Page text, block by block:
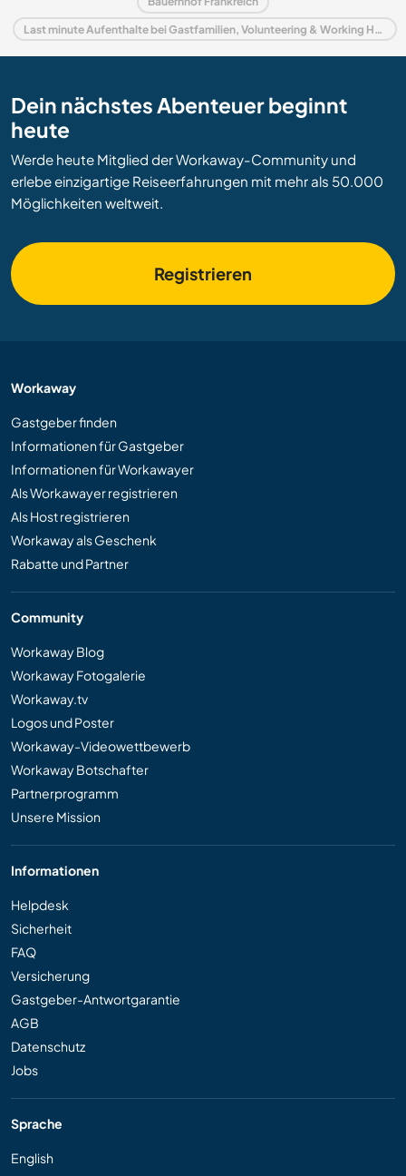
Last minute Aufenthalte bei Gastfamilien, Volunteering & Working Holidays in Frankreich
Dein nächstes Abenteuer beginnt
heute
Werde heute Mitglied der Workaway-Community und
erlebe einzigartige Reiseerfahrungen mit mehr als 50.000
Möglichkeiten weltweit.
Registrieren
Workaway
Gastgeber finden
Informationen für Gastgeber
Informationen für Workawayer
Als Workawayer registrieren
Als Host registrieren
Workaway als Geschenk
Rabatte und Partner
Community
Workaway Blog
Workaway Fotogalerie
Workaway.tv
Logos und Poster
Workaway-Videowettbewerb
Workaway Botschafter
Partnerprogramm
Unsere Mission
Informationen
Helpdesk
Sicherheit
FAQ
Versicherung
Gastgeber-Antwortgarantie
AGB
Datenschutz
Jobs
Sprache
English